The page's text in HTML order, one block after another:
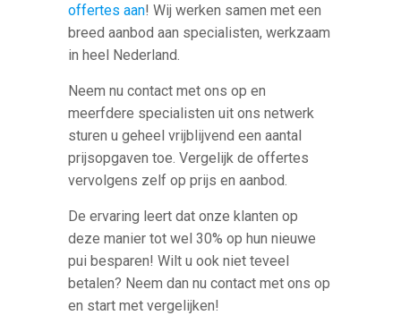
offertes aan! Wij werken samen met een
breed aanbod aan specialisten, werkzaam
in heel Nederland.
Neem nu contact met ons op en
meerfdere specialisten uit ons netwerk
sturen u geheel vrijblijvend een aantal
prijsopgaven toe. Vergelijk de offertes
vervolgens zelf op prijs en aanbod.
De ervaring leert dat onze klanten op
deze manier tot wel 30% op hun nieuwe
pui besparen! Wilt u ook niet teveel
betalen? Neem dan nu contact met ons op
en start met vergelijken!